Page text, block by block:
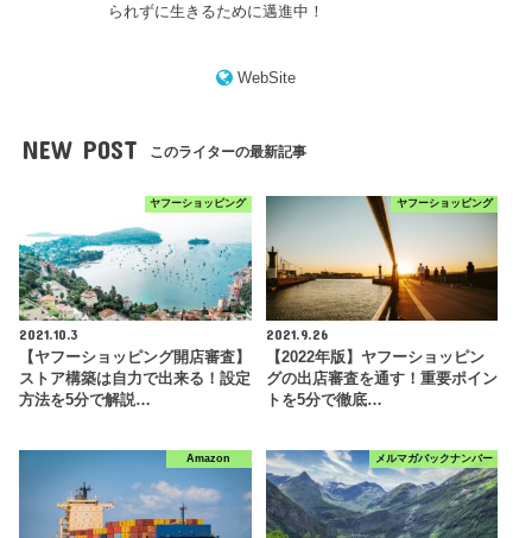
られずに生きるために邁進中！
WebSite
NEW POST このライターの最新記事
ヤフーショッピング
2021.10.3
【ヤフーショッピング開店審査】
ストア構築は自力で出来る！設定
方法を5分で解説…
ヤフーショッピング
2021.9.26
【2022年版】ヤフーショッピン
グの出店審査を通す！重要ポイン
トを5分で徹底…
Amazon メルマガバックナンバー